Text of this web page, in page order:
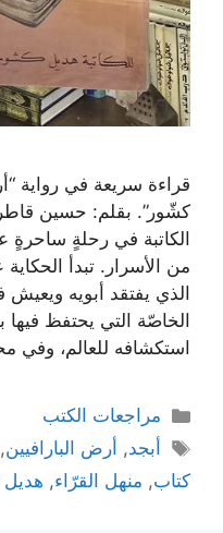
قراءة سريعة في رواية
كشّور”. بقلم: حسين
الكاتبة في رحلةٍ ساحرةٍ
من الأسرار. تبدأ
الذي يفتقد أبويه
الخاصّة التي يحتفظ
استكشافه للعالم، وفي
التصنيفات
مراجعات الكتب
الوسوم
أبجد, أرض البارافيين,
كتاب, منهل القرّاء,